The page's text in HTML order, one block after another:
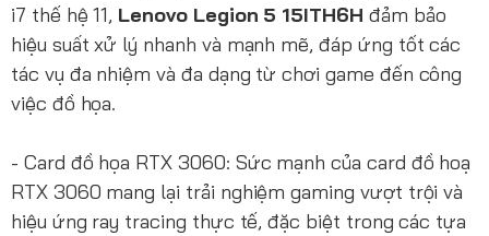
i7 thế hệ 11, Lenovo Legion 5 15ITH6H đảm bảo
hiệu suất xử lý nhanh và mạnh mẽ, đáp ứng tốt các
tác vụ đa nhiệm và đa dạng từ chơi game đến công
việc đồ họa.
- Card đồ họa RTX 3060: Sức mạnh của card đồ hoạ
RTX 3060 mang lại trải nghiệm gaming vượt trội và
hiệu ứng ray tracing thực tế, đặc biệt trong các tựa